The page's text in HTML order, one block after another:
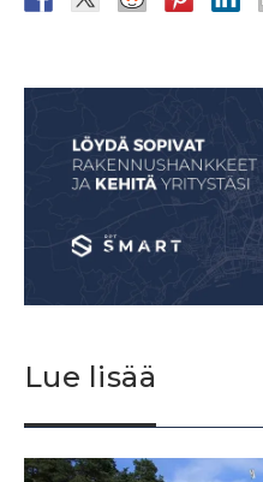
Lue lisää